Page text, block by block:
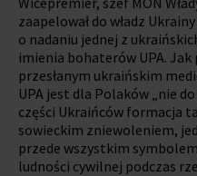
zaapelował do władz
o nadaniu jednej z
imienia bohaterów UPA.
przesłanym ukraińskim
UPA jest dla Polaków „nie
części Ukraińców formacja
sowieckim zniewoleniem,
przede wszystkim
ludności cywilnej podczas